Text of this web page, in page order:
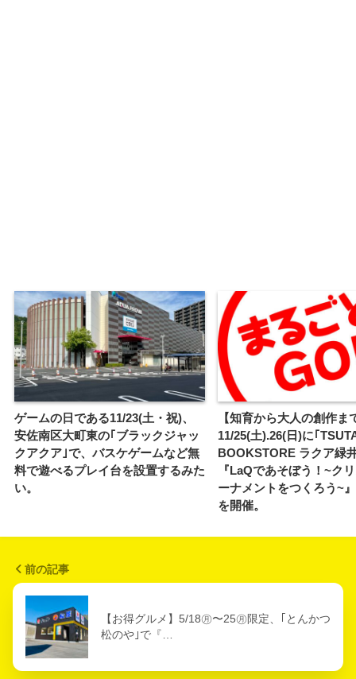
ゲームの日である11/23(土・祝)、
安佐南区大町東の｢ブラックジャッ
クアクア｣で、バスケゲームなど無
料で遊べるプレイ台を設置するみた
い。
【知育から大人の創作ま
11/25(土).26(日)に｢
BOOKSTORE ラクア緑
『LaQであそぼう！~ク
ーナメントをつくろう~
を開催。
前の記事
【お得グルメ】5/18㊊〜25㊊限定、｢とんかつ
松のや｣で『…